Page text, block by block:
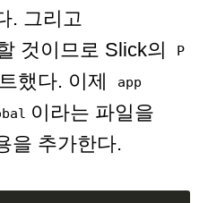
. 그리고
것이므로 Slick의
P
했다. 이제 app
이라는 파일을
을 추가한다.